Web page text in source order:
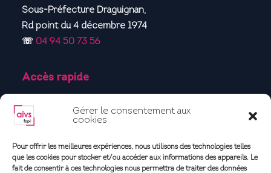
Gérer le consentement aux
cookies
Pour offrir les meilleures expériences, nous utilisons des technologies telles
que les cookies pour stocker et/ou accéder aux informations des appareils. Le
fait de consentir à ces technologies nous permettra de traiter des données
Sous-Préfecture Draguignan,
Rd point du 4 décembre 1974
☏ 04 94 50 73 56
Accès rapide
Qui sommes-nous ?
Locataire
Contact